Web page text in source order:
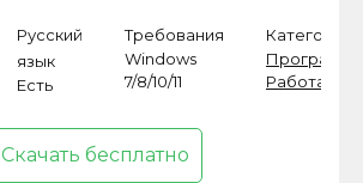
Русский
язык
Есть
Требования
Windows
7/8/10/11
Категория
Программы
Работа
Скачать бесплатно